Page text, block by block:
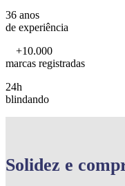
36 anos
de experiência
+10.000
marcas registradas
24h
blindando
Solidez e